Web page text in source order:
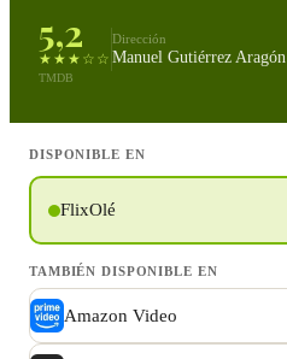
5,2
★★★☆☆
TMDB
Dirección
Manuel Gutiérrez Aragón
DISPONIBLE EN
FlixOlé
TAMBIÉN DISPONIBLE EN
Amazon Video